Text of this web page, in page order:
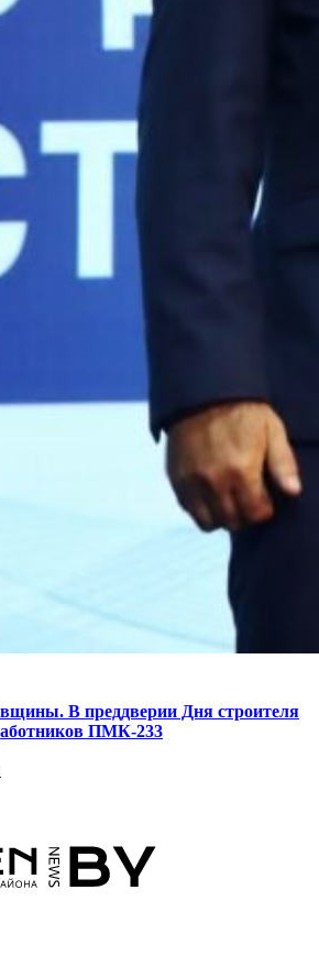
В преддверии Дня строителя
ПМК-233